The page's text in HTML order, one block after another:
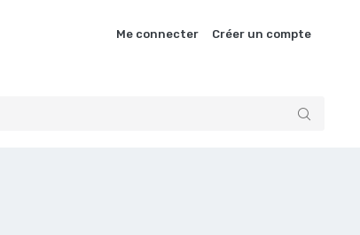
Me connecter Créer un compte